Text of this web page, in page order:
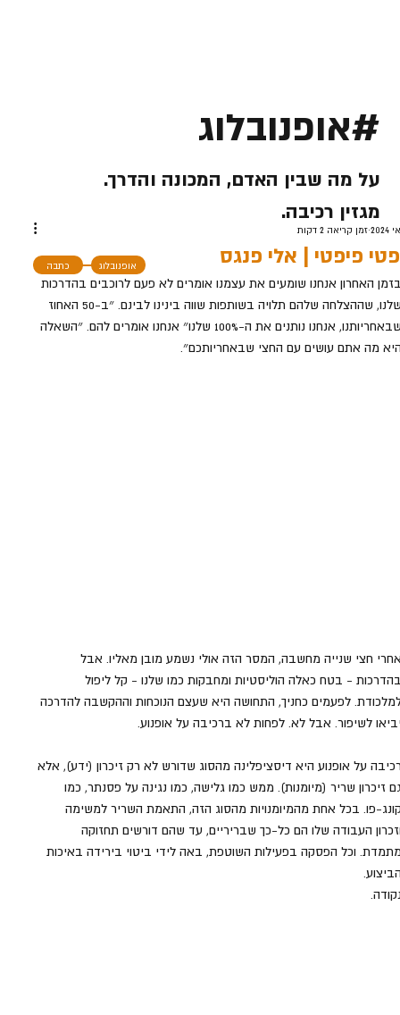
פיפטי | אלי פנגס
זמן קריאה 2 דקות
האחרון אנחנו שומעים את עצמנו אומרים לא פעם לרוכבים בהדרכות
שלנו, שההצלחה שלהם תלויה בשותפות שווה בינינו לבינם. ״ב-50 האחוז
שבאחריותנו, אנחנו נותנים את ה-100% שלנו״ אנחנו אומרים להם. ״השאלה
מה אתם עושים עם החצי שבאחריותכם״.
חצי שנייה מחשבה, המסר הזה אולי נשמע מובן מאליו. אבל
- בטח כאלה הוליסטיות ומחבקות כמו שלנו - קל ליפול
לפעמים כחניך, התחושה היא שעצם הנוכחות וההקשבה להדרכה
לשיפור. אבל לא. לפחות לא ברכיבה על אופנוע.
על אופנוע היא דיסציפלינה מהסוג שדורש לא רק זיכרון (ידע), אלא
זיכרון שריר (מיומנות). ממש כמו גלישה, כמו נגינה על פסנתר, כמו
פו. בכל אחת מהמיומנויות מהסוג הזה, התאמת השריר למשימה
העבודה שלו הם כל-כך שבריריים, עד שהם דורשים תחזוקה
וכל הפסקה בפעילות השוטפת, באה לידי ביטוי בירידה באיכות
כתבה אופנובלוג
#אופנובלוג
על מה שבין האדם, המכונה והדרך.
מגזין רכיבה.